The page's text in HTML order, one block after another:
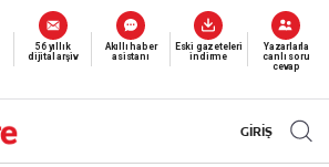
56 yıllık
dijital arşiv
Akıllı haber
asistanı
Eski gazeteleri
indirme
Yazarlarla
canlı soru
cevap
GİRİŞ